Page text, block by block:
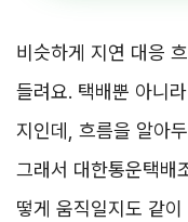
비슷하게 지연 대응
들려요. 택배뿐 아니
지인데, 흐름을 알아
그래서 대한통운택배
떻게 움직일지도 같